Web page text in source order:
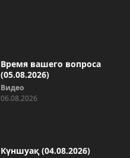
Время вашего вопроса
(05.08.2026)
Видео
06.08.2026
Күншуақ (04.08.2026)